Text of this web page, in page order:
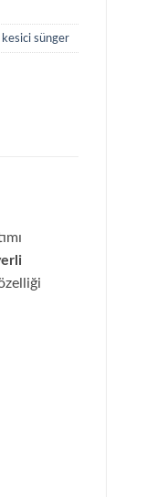
kesici sünger